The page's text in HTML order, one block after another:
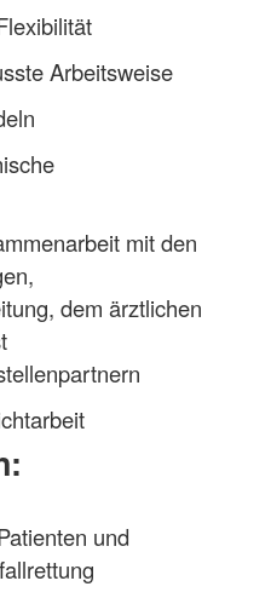
Arbeitsweise
mit den
dem ärztlichen
und